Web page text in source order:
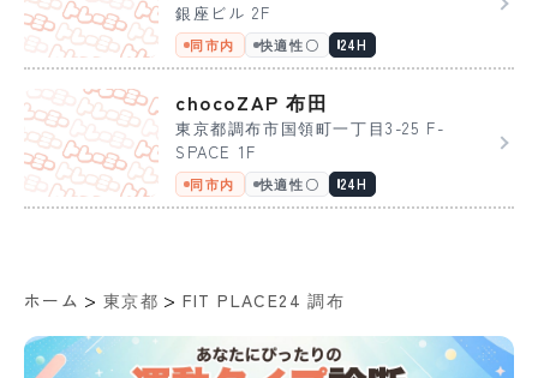
銀座ビル 2F
同市内 快適性〇 24H
chocoZAP 布田
東京都調布市国領町一丁目3-25 F-
SPACE 1F
同市内 快適性〇 24H
ホーム > 東京都 > FIT PLACE24 調布